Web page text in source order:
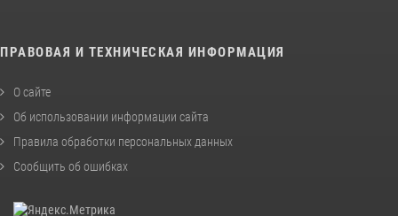
ПРАВОВАЯ И ТЕХНИЧЕСКАЯ ИНФОРМАЦИЯ
О сайте
Об использовании информации сайта
Правила обработки персональных данных
Сообщить об ошибках